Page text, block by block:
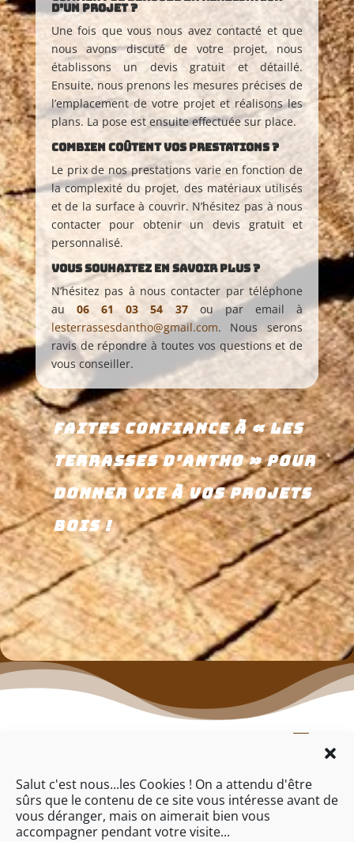
Salut c'est nous...les Cookies ! On a attendu d'être
sûrs que le contenu de ce site vous intéresse avant de
vous déranger, mais on aimerait bien vous
accompagner pendant votre visite...
d’un projet ?
Une fois que vous nous avez contacté et que
nous avons discuté de votre projet, nous
établissons un devis gratuit et détaillé.
Ensuite, nous prenons les mesures précises de
l’emplacement de votre projet et réalisons les
plans. La pose est ensuite effectuée sur place.
Combien coûtent vos prestations ?
Le prix de nos prestations varie en fonction de
la complexité du projet, des matériaux utilisés
et de la surface à couvrir. N’hésitez pas à nous
contacter pour obtenir un devis gratuit et
personnalisé.
Vous souhaitez en savoir plus ?
N’hésitez pas à nous contacter par téléphone
au 06 61 03 54 37 ou par email à
lesterrassesdantho@gmail.com. Nous serons
ravis de répondre à toutes vos questions et de
vous conseiller.
Faites confiance à « Les
Terrasses d’Antho » pour
donner vie à vos projets
bois !
 Nous téléphoner
06.61.03.54.37